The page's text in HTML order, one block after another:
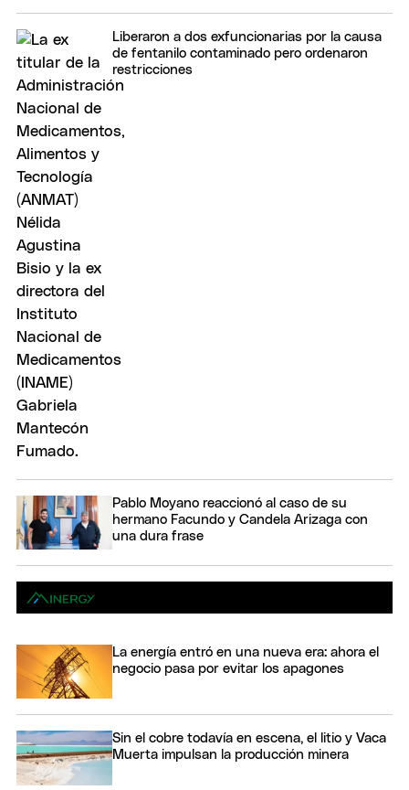
Liberaron a dos exfuncionarias por la causa
de fentanilo contaminado pero ordenaron
restricciones
Pablo Moyano reaccionó al caso de su
hermano Facundo y Candela Arizaga con
una dura frase
La energía entró en una nueva era: ahora el
negocio pasa por evitar los apagones
Sin el cobre todavía en escena, el litio y Vaca
Muerta impulsan la producción minera